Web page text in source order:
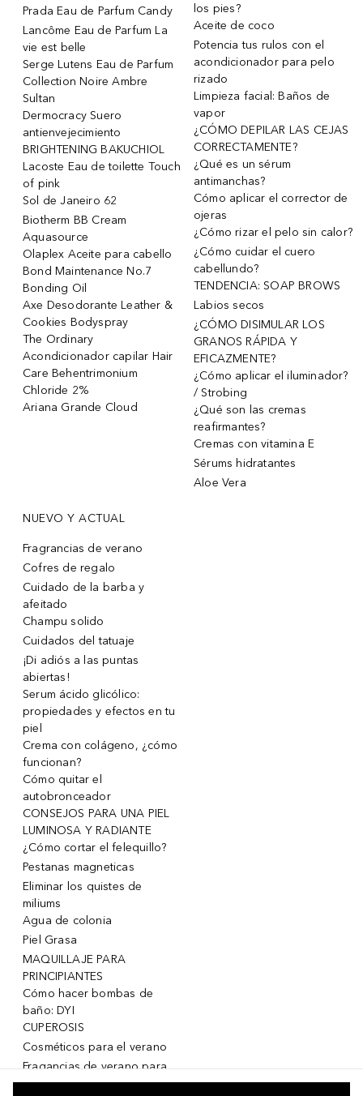
Prada Eau de Parfum Candy
Lancôme Eau de Parfum La
vie est belle
Serge Lutens Eau de Parfum
Collection Noire Ambre
Sultan
Dermocracy Suero
antienvejecimiento
BRIGHTENING BAKUCHIOL
Lacoste Eau de toilette Touch
of pink
Sol de Janeiro 62
Biotherm BB Cream
Aquasource
Olaplex Aceite para cabello
Bond Maintenance No.7
Bonding Oil
Axe Desodorante Leather &
Cookies Bodyspray
The Ordinary
Acondicionador capilar Hair
Care Behentrimonium
Chloride 2%
Ariana Grande Cloud
los pies?
Aceite de coco
Potencia tus rulos con el
acondicionador para pelo
rizado
Limpieza facial: Baños de
vapor
¿CÓMO DEPILAR LAS CEJAS
CORRECTAMENTE?
¿Qué es un sérum
antimanchas?
Cómo aplicar el corrector de
ojeras
¿Cómo rizar el pelo sin calor?
¿Cómo cuidar el cuero
cabellundo?
TENDENCIA: SOAP BROWS
Labios secos
¿CÓMO DISIMULAR LOS
GRANOS RÁPIDA Y
EFICAZMENTE?
¿Cómo aplicar el iluminador?
/ Strobing
¿Qué son las cremas
reafirmantes?
Cremas con vitamina E
Sérums hidratantes
Aloe Vera
NUEVO Y ACTUAL
Fragrancias de verano
Cofres de regalo
Cuidado de la barba y
afeitado
Champu solido
Cuidados del tatuaje
¡Di adiós a las puntas
abiertas!
Serum ácido glicólico:
propiedades y efectos en tu
piel
Crema con colágeno, ¿cómo
funcionan?
Cómo quitar el
autobronceador
CONSEJOS PARA UNA PIEL
LUMINOSA Y RADIANTE
¿Cómo cortar el felequillo?
Pestanas magneticas
Eliminar los quistes de
miliums
Agua de colonia
Piel Grasa
MAQUILLAJE PARA
PRINCIPIANTES
Cómo hacer bombas de
baño: DYI
CUPEROSIS
Cosméticos para el verano
Fragancias de verano para
mujeres